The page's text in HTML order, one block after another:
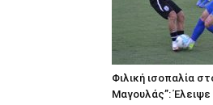
Φιλική ισοπαλία
Μαγουλάς”: